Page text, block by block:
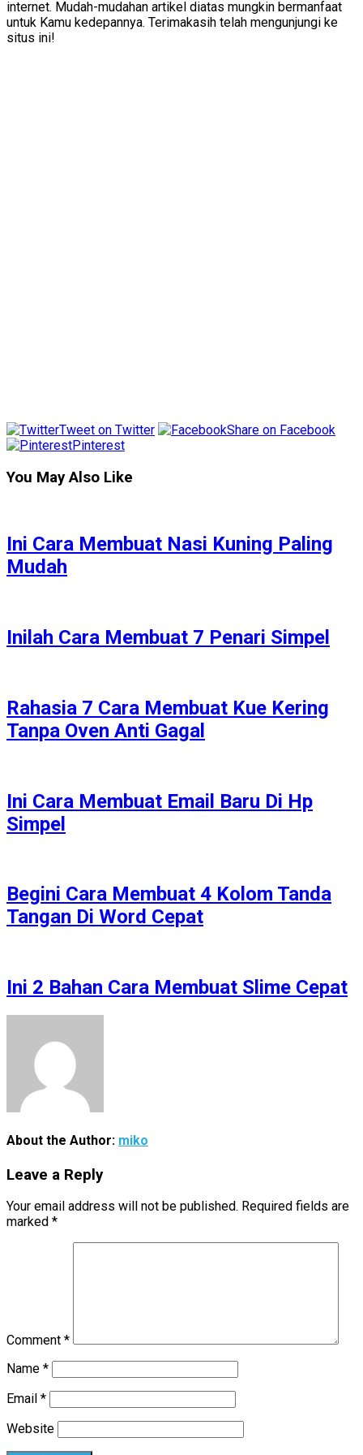
internet. Mudah-mudahan artikel diatas mungkin bermanfaat
untuk Kamu kedepannya. Terimakasih telah mengunjungi ke
situs ini!
Tweet on Twitter
Share on Facebook
Pinterest
You May Also Like
Ini Cara Membuat Nasi Kuning Paling
Mudah
Inilah Cara Membuat 7 Penari Simpel
Rahasia 7 Cara Membuat Kue Kering
Tanpa Oven Anti Gagal
Ini Cara Membuat Email Baru Di Hp
Simpel
Begini Cara Membuat 4 Kolom Tanda
Tangan Di Word Cepat
Ini 2 Bahan Cara Membuat Slime Cepat
About the Author: miko
Leave a Reply
Your email address will not be published. Required fields are
marked *
Comment *
Name *
Email *
Website